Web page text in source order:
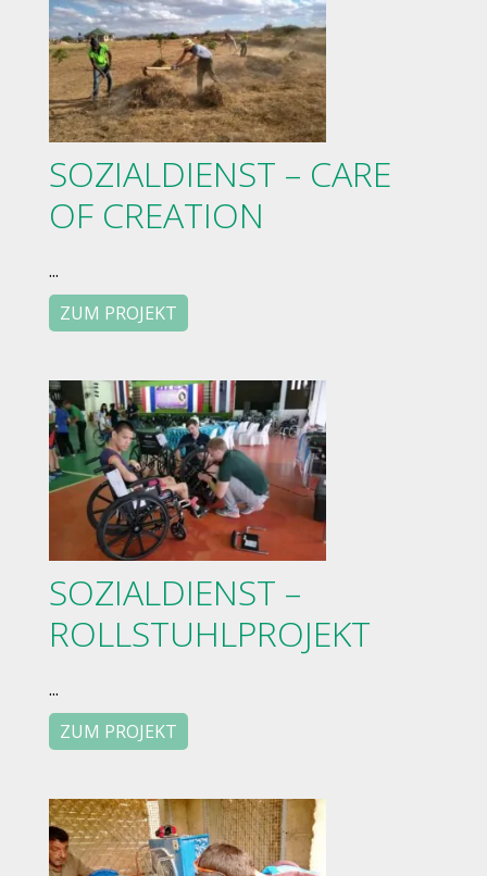
SOZIALDIENST – CARE
OF CREATION
...
ZUM PROJEKT
SOZIALDIENST –
ROLLSTUHLPROJEKT
...
ZUM PROJEKT